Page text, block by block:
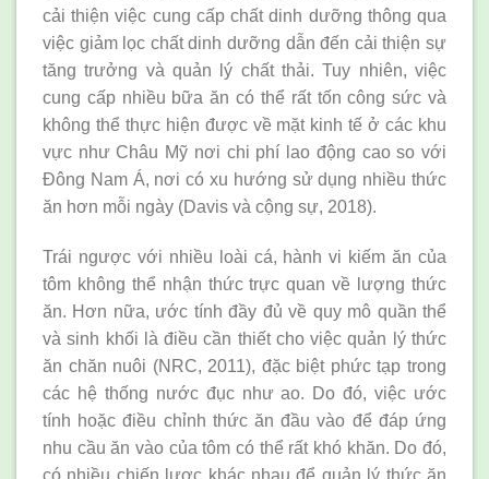
cải thiện việc cung cấp chất dinh dưỡng thông qua
việc giảm lọc chất dinh dưỡng dẫn đến cải thiện sự
tăng trưởng và quản lý chất thải. Tuy nhiên, việc
cung cấp nhiều bữa ăn có thể rất tốn công sức và
không thể thực hiện được về mặt kinh tế ở các khu
vực như Châu Mỹ nơi chi phí lao động cao so với
Đông Nam Á, nơi có xu hướng sử dụng nhiều thức
ăn hơn mỗi ngày (Davis và cộng sự, 2018).
Trái ngược với nhiều loài cá, hành vi kiếm ăn của
tôm không thể nhận thức trực quan về lượng thức
ăn. Hơn nữa, ước tính đầy đủ về quy mô quần thể
và sinh khối là điều cần thiết cho việc quản lý thức
ăn chăn nuôi (NRC, 2011), đặc biệt phức tạp trong
các hệ thống nước đục như ao. Do đó, việc ước
tính hoặc điều chỉnh thức ăn đầu vào để đáp ứng
nhu cầu ăn vào của tôm có thể rất khó khăn. Do đó,
có nhiều chiến lược khác nhau để quản lý thức ăn